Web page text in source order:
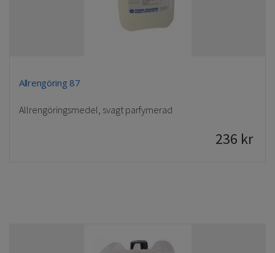
Allrengöring 87
Allrengöringsmedel, svagt parfymerad
236 kr